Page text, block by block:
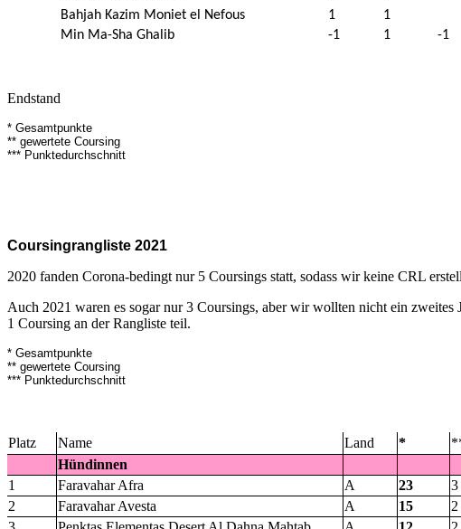
Bahjah Kazim Moniet el Nefous
1 1
Min Ma-Sha Ghalib
-1 1 -1
Endstand
* Gesamtpunkte
** gewertete Coursing
*** Punktedurchschnitt
Coursingrangliste 2021
2020 fanden Corona-bedingt nur 5 Coursings statt, sodass wir keine CRL
Auch 2021 waren es sogar nur 3 Coursings, aber wir wollten nicht ein
1 Coursing an der Rangliste teil.
* Gesamtpunkte
** gewertete Coursing
*** Punktedurchschnitt
Platz Name Land *
Hündinnen
1
Faravahar Afra A 23 3
2
Faravahar Avesta A 15 2